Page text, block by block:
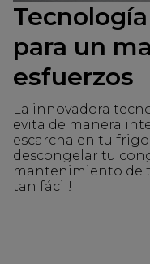
para un
esfuerzos
La innovadora
evita de manera
escarcha en tu
descongelar tu
mantenimiento de
tan fácil!